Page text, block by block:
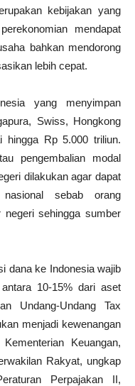
kebijakan yang
mendapat
bahkan mendorong
lebih cepat.
yang menyimpan
Swiss, Hongkong
hingga Rp 5.000 triliun.
pengembalian modal
dilakukan agar dapat
sebab orang
sehingga sumber
dana ke Indonesia wajib
10-15% dari aset
Undang-Undang Tax
menjadi kewenangan
Keuangan,
Rakyat, ungkap
Perpajakan II,